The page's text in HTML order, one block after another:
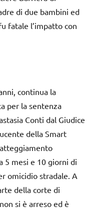
di due bambini ed
fatale l’impatto con
continua la
per la sentenza
Conti dal Giudice
della Smart
5 mesi e 10 giorni di
omicidio stradale. A
della corte di
si è arreso ed è